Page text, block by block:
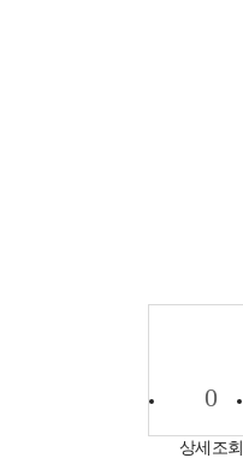
0
상세조회